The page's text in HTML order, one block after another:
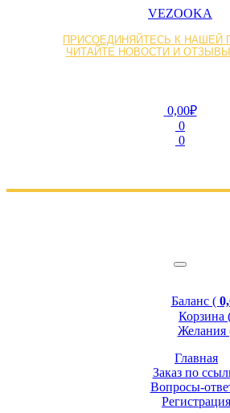
VEZOOKA
ПРИСОЕДИНЯЙТЕСЬ К НАШЕЙ
ЧИТАЙТЕ НОВОСТИ И
0,00₽
0
0
Баланс (
Корзина
Желания
Главная
Заказ по
Вопросы-
Регистрация